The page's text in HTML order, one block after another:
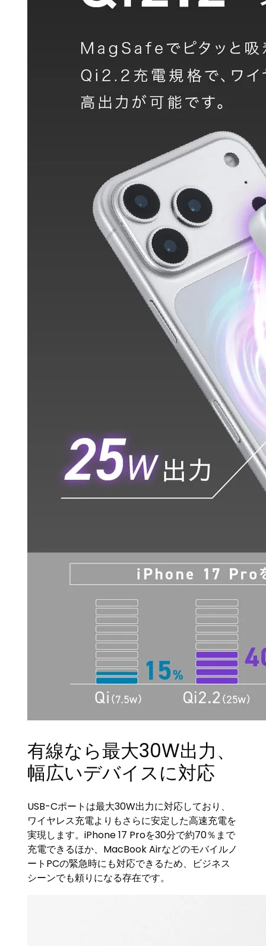
有線なら最大30W出力、
幅広いデバイスに対応
USB-Cポートは最大30W出力に対応しており、
ワイヤレス充電よりもさらに安定した高速充電を
実現します。iPhone 17 Proを30分で約70％まで
充電できるほか、MacBook Airなどのモバイルノ
ートPCの緊急時にも対応できるため、ビジネス
シーンでも頼りになる存在です。